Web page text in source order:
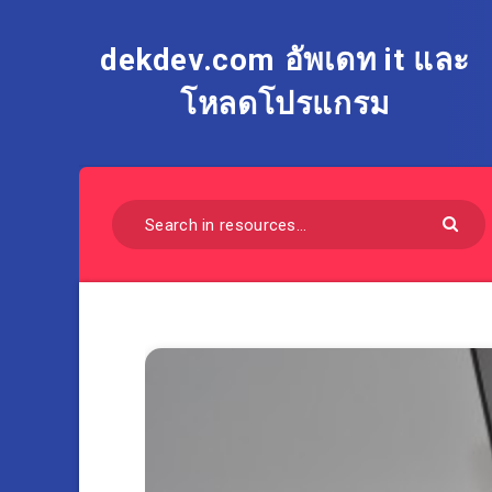
dekdev.com อัพเดท it และ
โหลดโปรแกรม